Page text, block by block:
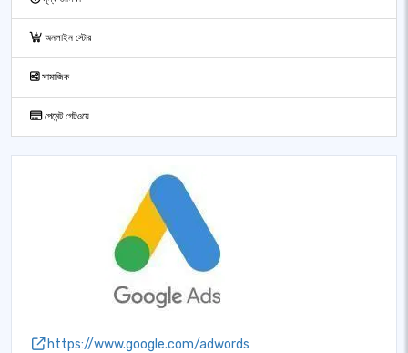
অনলাইন স্টোর
সামাজিক
পেমেন্ট গেটওয়ে
https://www.google.com/adwords